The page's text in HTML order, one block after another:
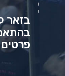
בזאר